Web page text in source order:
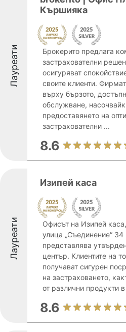
Лауреати
Кършияка
Брокерито предлага
застрахователни
осигуряват
своите клиенти.
върху бързото,
обслужване,
предоставянето на
застрахователни ...
8.6
Лауреати
Изипей каса
Офисът на Изипей
улица „Съединение“
представлява
център. Клиентите на
получават сигурен
на застраховането,
от различни продукти в
8.6